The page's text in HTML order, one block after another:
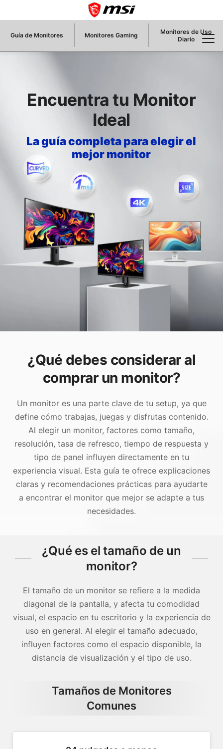
Guía de Monitores Monitores Gaming
Monitores de Uso
Diario
Encuentra tu Monitor
Ideal
La guía completa para elegir el
mejor monitor
¿Qué debes considerar al
comprar un monitor?
Un monitor es una parte clave de tu setup, ya que
define cómo trabajas, juegas y disfrutas contenido.
Al elegir un monitor, factores como tamaño,
resolución, tasa de refresco, tiempo de respuesta y
tipo de panel influyen directamente en tu
experiencia visual. Esta guía te ofrece explicaciones
claras y recomendaciones prácticas para ayudarte
a encontrar el monitor que mejor se adapte a tus
necesidades.
¿Qué es el tamaño de un
monitor?
El tamaño de un monitor se refiere a la medida
diagonal de la pantalla, y afecta tu comodidad
visual, el espacio en tu escritorio y la experiencia de
uso en general. Al elegir el tamaño adecuado,
influyen factores como el espacio disponible, la
distancia de visualización y el tipo de uso.
Tamaños de Monitores
Comunes